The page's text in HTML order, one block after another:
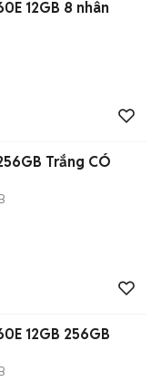
12GB 8 nhân
Trắng CÓ
12GB 256GB